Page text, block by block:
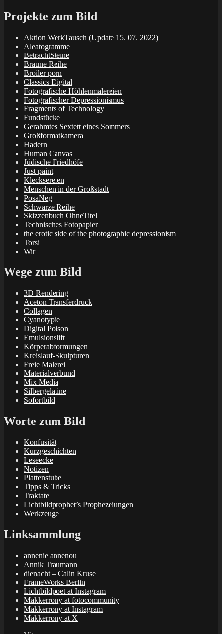
Projekte zum Bild
Aktion WerkTausch (Update 15. 07. 2022)
Aleatogramme
BetrachtSteine
Braune Reihe
Broiler porn
Classics Digital
Fotografische Höhlenmalereien
Fotografischer Depressionismus
Fragments of Technology
Fundstücke
Gerahmtes Sextett eines Sommers
Großformatkamera
Hadern
Human Canvas
Jüdische Friedhöfe
Just paint
Klecksereien
Menschen in der Großstadt
PosaNeg
Schwarze Reihe
Skizzenbuch OhneTitel
Technisches Fotopapier
the erotic side of the photographic depressionism
Torsi
Wir
Wege zum Bild
3D Rendering
Aceton Transferdruck
Collagen
Cyanotypie
Digital Poison
Emulsionslift
Körperabformungen
Kreislauf-Skulpturen
Freie Malerei
Materialverbund
Mix Media
Silbergelatine
Sofortbild
Worte zum Bild
Konfusität
Kurzgeschichten
Leseecke
Notizen
Plattenstube
Tipps & Tricks
Traktate
Lichtbildprophet’s Prophezeiungen
Werkzeuge
Linksammlung
annenie annenou
Annik Traumann
dienacht – Calin Kruse
FrameWorks Berlin
Lichtbildpoet at Instagram
Makkerrony at fotocommunity
Makkerrony at Instagram
Makkerrony at X